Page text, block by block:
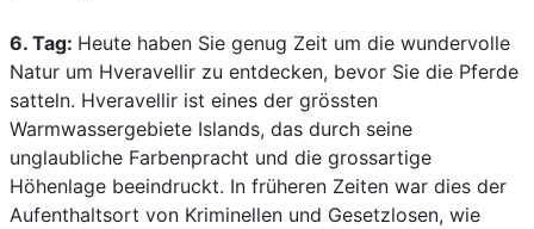
6. Tag: Heute haben Sie genug Zeit um die wundervolle
Natur um Hveravellir zu entdecken, bevor Sie die Pferde
satteln. Hveravellir ist eines der grössten
Warmwassergebiete Islands, das durch seine
unglaubliche Farbenpracht und die grossartige
Höhenlage beeindruckt. In früheren Zeiten war dies der
Aufenthaltsort von Kriminellen und Gesetzlosen, wie